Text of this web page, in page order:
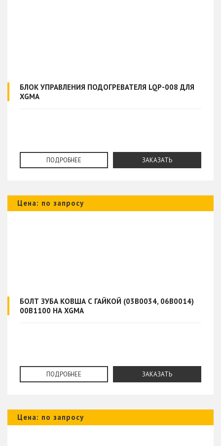
БЛОК УПРАВЛЕНИЯ ПОДОГРЕВАТЕЛЯ LQP-008 ДЛЯ
XGMA
ПОДРОБНЕЕ ЗАКАЗАТЬ
Цена: по запросу
БОЛТ ЗУБА КОВША С ГАЙКОЙ (03B0034, 06B0014)
00B1100 НА XGMA
ПОДРОБНЕЕ ЗАКАЗАТЬ
Цена: по запросу